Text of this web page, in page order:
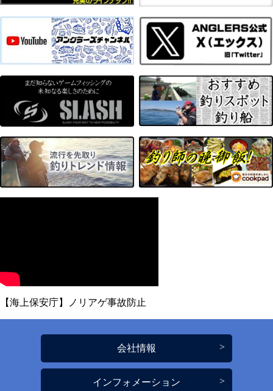
【海上保安庁】ノリアゲ事故防止
会社情報
インフォメーション